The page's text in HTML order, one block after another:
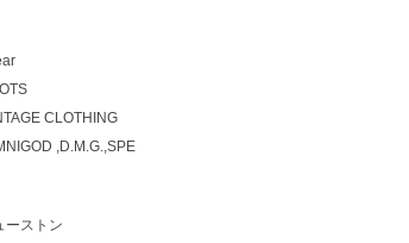
CLOTHING
,D.M.G.,SPE
ーストン